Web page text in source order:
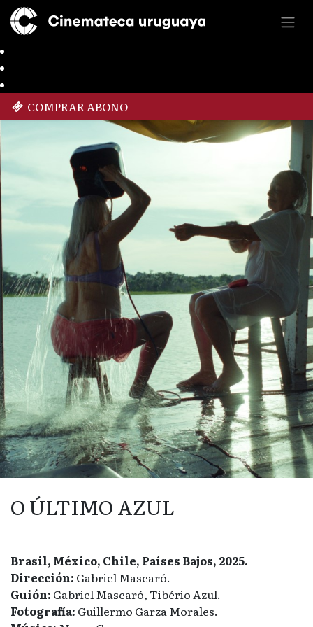
COMPRAR ABONO
O ÚLTIMO AZUL
Brasil, México, Chile, Países Bajos, 2025.
Dirección: Gabriel Mascaró.
Guión: Gabriel Mascaró, Tibério Azul.
Fotografía: Guillermo Garza Morales.